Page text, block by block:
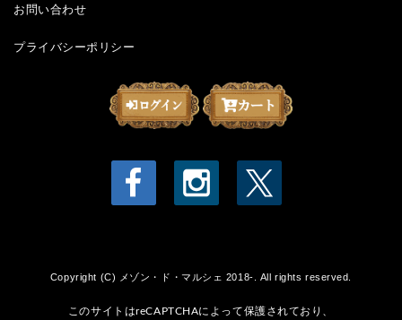
お問い合わせ
プライバシーポリシー
Copyright (C) メゾン・ド・マルシェ 2018-. All rights reserved.
このサイトはreCAPTCHAによって保護されており、